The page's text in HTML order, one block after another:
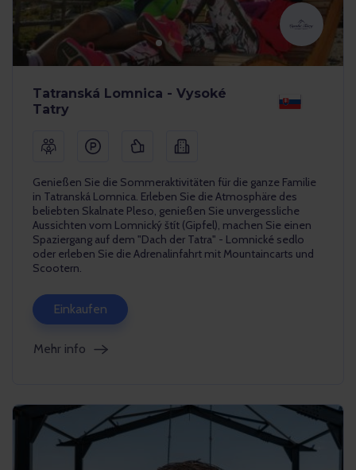
Tatranská Lomnica - Vysoké
Tatry
Genießen Sie die Sommeraktivitäten für die ganze Familie
in Tatranská Lomnica. Erleben Sie die Atmosphäre des
beliebten Skalnate Pleso, genießen Sie unvergessliche
Aussichten vom Lomnický štít (Gipfel), machen Sie einen
Spaziergang auf dem "Dach der Tatra" - Lomnické sedlo
oder erleben Sie die Adrenalinfahrt mit Mountaincarts und
Scootern.
Einkaufen
Mehr info